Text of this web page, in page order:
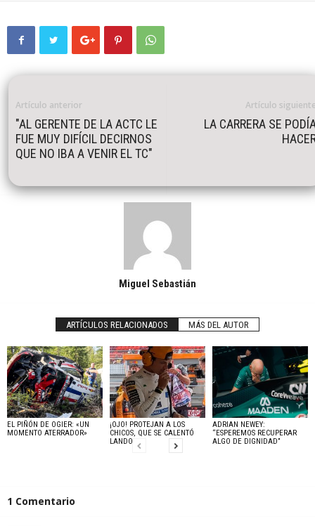
Artículo anterior
"AL GERENTE DE LA ACTC LE
FUE MUY DIFÍCIL DECIRNOS
QUE NO IBA A VENIR EL TC"
Artículo
LA CARRERA SE
Miguel Sebastián
ARTÍCULOS RELACIONADOS MÁS DEL AUTOR
EL PIÑÓN DE OGIER: «UN
MOMENTO ATERRADOR»
¡OJO! PROTEJAN A LOS
CHICOS, QUE SE CALENTÓ
LANDO
ADRIAN NEWEY:
“ESPEREMOS RECUPERAR
ALGO DE DIGNIDAD”
1 Comentario